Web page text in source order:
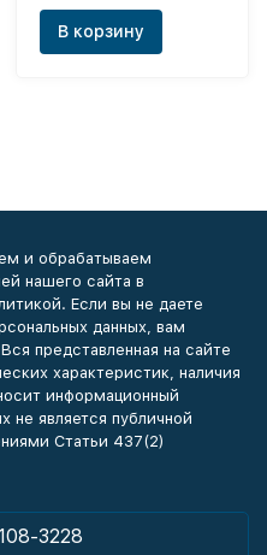
В корзину
и обрабатываем
нашего сайта в
Если вы не даете
данных, вам
представленная на сайте
характеристик, наличия
информационный
не является публичной
Статьи 437(2)
3228